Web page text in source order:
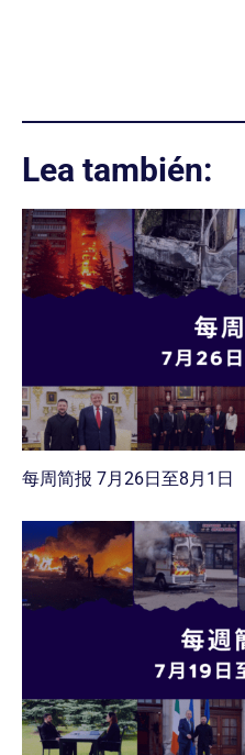
Lea también:
每周简报 7月26日至8月1日